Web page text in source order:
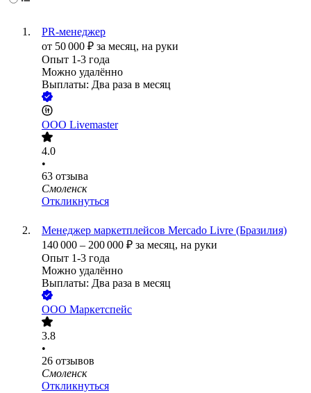
PR-менеджер
от 50 000 ₽ за месяц, на руки
Опыт 1-3 года
Можно удалённо
Выплаты: Два раза в месяц
ООО Livemaster
4.0
•
63 отзыва
Смоленск
Откликнуться
Менеджер маркетплейсов Mercado Livre (Бразилия)
140 000 – 200 000 ₽ за месяц, на руки
Опыт 1-3 года
Можно удалённо
Выплаты: Два раза в месяц
ООО Маркетспейс
3.8
•
26 отзывов
Смоленск
Откликнуться